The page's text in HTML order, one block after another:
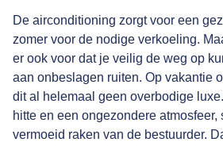
De airconditioning zorgt voor een
zomer voor de nodige verkoeling.
er ook voor dat je veilig de weg op
aan onbeslagen ruiten. Op vakantie
dit al helemaal geen overbodige
hitte en een ongezondere
vermoeid raken van de bestuurder.